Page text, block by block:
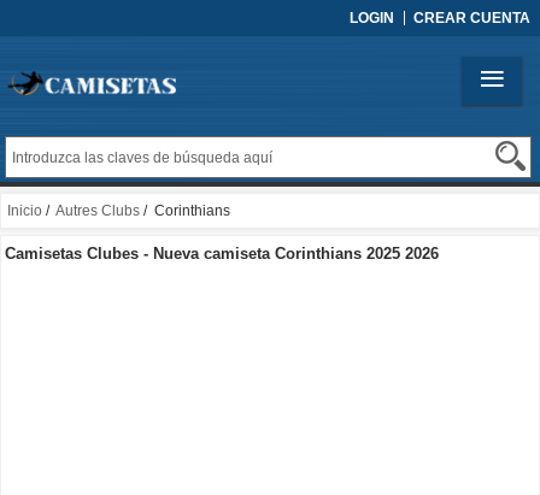
LOGIN CREAR CUENTA
Inicio / Autres Clubs / Corinthians
Camisetas Clubes - Nueva camiseta Corinthians 2025 2026